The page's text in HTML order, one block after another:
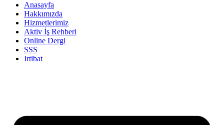
Anasayfa
Hakkımızda
Hizmetlerimiz
Aktiv İş Rehberi
Online Dergi
SSS
Irtibat